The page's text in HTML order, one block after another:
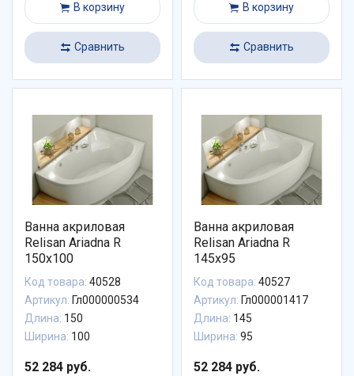
В корзину
Сравнить
В корзину
Сравнить
Ванна акриловая
Relisan Ariadna R
150x100
Код товара: 40528
Артикул: Гл000000534
Длина: 150
Ширина: 100
52 284 руб.
Ванна акриловая
Relisan Ariadna R
145x95
Код товара: 40527
Артикул: Гл000001417
Длина: 145
Ширина: 95
52 284 руб.